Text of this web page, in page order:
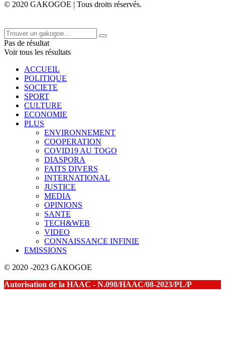
© 2020 GAKOGOE | Tous droits réservés.
Pas de résultat
Voir tous les résultats
ACCUEIL
POLITIQUE
SOCIETE
SPORT
CULTURE
ECONOMIE
PLUS
ENVIRONNEMENT
COOPERATION
COVID19 AU TOGO
DIASPORA
FAITS DIVERS
INTERNATIONAL
JUSTICE
MEDIA
OPINIONS
SANTE
TECH&WEB
VIDEO
CONNAISSANCE INFINIE
EMISSIONS
© 2020 -2023 GAKOGOE
Autorisation de la HAAC - N.098/HAAC/08-2023/PL/P